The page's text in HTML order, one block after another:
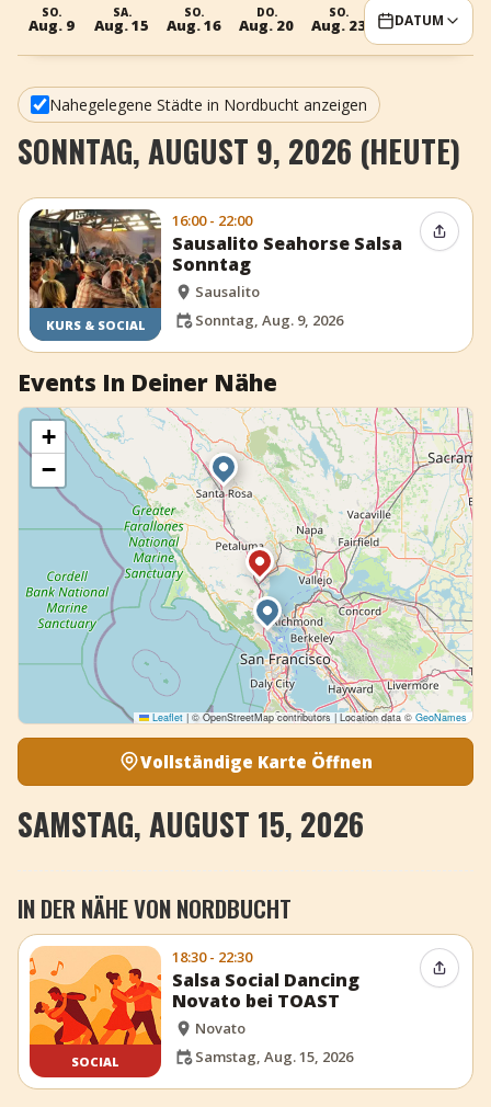
+ Event hinzufügen
SO.
Aug. 9
SA.
Aug. 15
SO.
Aug. 16
DO.
Aug. 20
SO.
Aug. 23 DATUM
Nahegelegene Städte in Nordbucht anzeigen
SONNTAG, AUGUST 9, 2026 (HEUTE)
KURS & SOCIAL
16:00 - 22:00
Sausalito Seahorse Salsa
Sonntag
Sausalito
Sonntag, Aug. 9, 2026
Event
Events In Deiner Nähe
+
−
Leaflet |© OpenStreetMap contributors | Location data © GeoNames
Vollständige Karte Öffnen
SAMSTAG, AUGUST 15, 2026
IN DER NÄHE VON NORDBUCHT
SOCIAL
18:30 - 22:30
Salsa Social Dancing
Novato bei TOAST
Novato
Samstag, Aug. 15, 2026
Event